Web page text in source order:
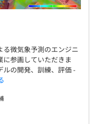
微気象予測のエンジニ
に参画していただきま
ルの開発、訓練、評価 -